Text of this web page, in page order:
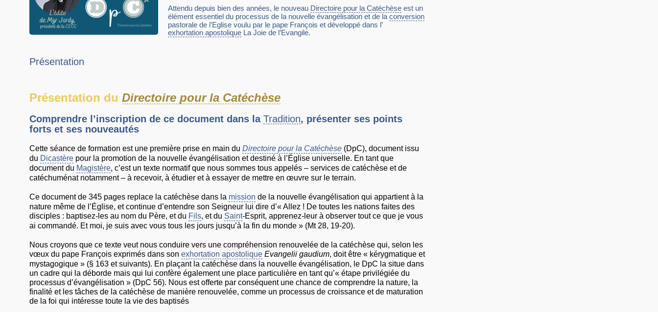
Attendu depuis bien des années, le nouveau Directoire pour la Catéchèse est un
élément essentiel du processus de la nouvelle évangélisation et de laconversion
pastorale de l’Eglise voulu par le pape François et développé dans l’
exhortation apostolique La Joie de l’Evangile.
Présentation
Présentation du Directoire pour la Catéchèse
Comprendre l’inscription de ce document dans la Tradition, présenter ses points
forts et ses nouveautés
Cette séance de formation est une première prise en main du Directoire pour la Catéchèse (DpC), document issu
du Dicastère pour la promotion de la nouvelle évangélisation et destiné à l’Église universelle. En tant que
document du Magistère, c’est un texte normatif que nous sommes tous appelés – services de catéchèse et de
catéchuménat notamment – à recevoir, à étudier et à essayer de mettre en œuvre sur le terrain.
Ce document de 345 pages replace la catéchèse dans la mission de la nouvelle évangélisation qui appartient à la
nature même de l’Église, et continue d’entendre son Seigneur lui dire d’« Allez ! De toutes les nations faites des
disciples : baptisez-les au nom du Père, et du Fils, et du Saint-Esprit, apprenez-leur à observer tout ce que je vous
ai commandé. Et moi, je suis avec vous tous les jours jusqu’à la fin du monde » (Mt 28, 19-20).
Nous croyons que ce texte veut nous conduire vers une compréhension renouvelée de la catéchèse qui, selon les
vœux du pape François exprimés dans son exhortation apostolique Evangelii gaudium, doit être « kérygmatique et
mystagogique » (§ 163 et suivants). En plaçant la catéchèse dans la nouvelle évangélisation, le DpC la situe dans
un cadre qui la déborde mais qui lui confère également une place particulière en tant qu’« étape privilégiée du
processus d’évangélisation » (DpC 56). Nous est offerte par conséquent une chance de comprendre la nature, la
finalité et les tâches de la catéchèse de manière renouvelée, comme un processus de croissance et de maturation
de la foi qui intéresse toute la vie des baptisés